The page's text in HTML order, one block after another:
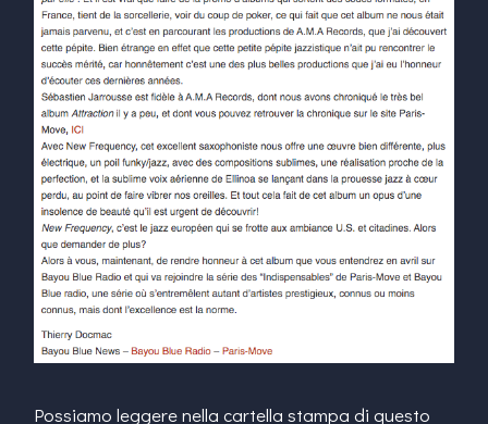
Possiamo leggere nella cartella stampa di questo